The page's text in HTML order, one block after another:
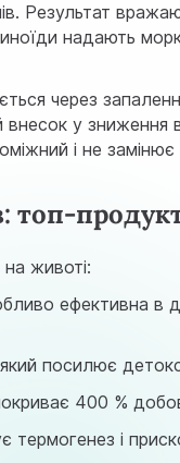
Результат
надають
через
у зниження
і не
топ-
животі:
ефективна в
посилює
400 %
термогенез і